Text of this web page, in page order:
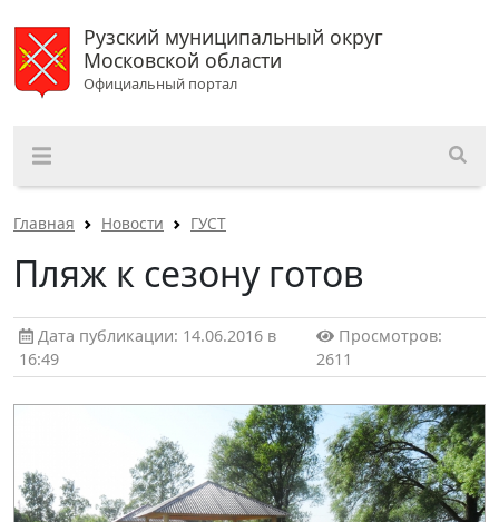
Рузский муниципальный округ
Московской области
Официальный портал
Главная Новости ГУСТ
Пляж к сезону готов
Дата публикации: 14.06.2016 в
16:49
Просмотров:
2611